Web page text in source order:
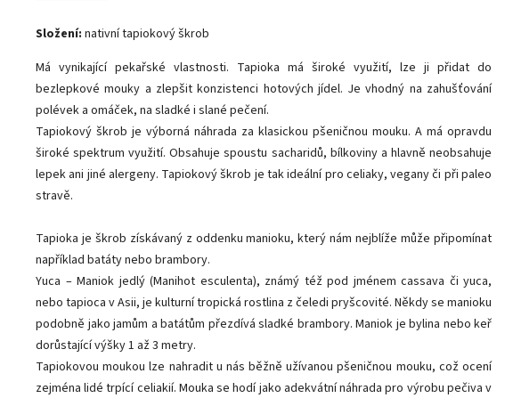
Složení: nativní tapiokový škrob
Má vynikající pekařské vlastnosti. Tapioka má široké využití, lze ji přidat do
bezlepkové mouky a zlepšit konzistenci hotových jídel. Je vhodný na zahušťování
polévek a omáček, na sladké i slané pečení.
Tapiokový škrob je výborná náhrada za klasickou pšeničnou mouku. A má opravdu
široké spektrum využití. Obsahuje spoustu sacharidů, bílkoviny a hlavně neobsahuje
lepek ani jiné alergeny. Tapiokový škrob je tak ideální pro celiaky, vegany či při paleo
stravě.
Tapioka je škrob získávaný z oddenku manioku, který nám nejblíže může připomínat
například batáty nebo brambory.
Yuca – Maniok jedlý (Manihot esculenta), známý též pod jménem cassava či yuca,
nebo tapioca v Asii, je kulturní tropická rostlina z čeledi pryšcovité. Někdy se manioku
podobně jako jamům a batátům přezdívá sladké brambory. Maniok je bylina nebo keř
dorůstající výšky 1 až 3 metry.
Tapiokovou moukou lze nahradit u nás běžně užívanou pšeničnou mouku, což ocení
zejména lidé trpící celiakií. Mouka se hodí jako adekvátní náhrada pro výrobu pečiva v